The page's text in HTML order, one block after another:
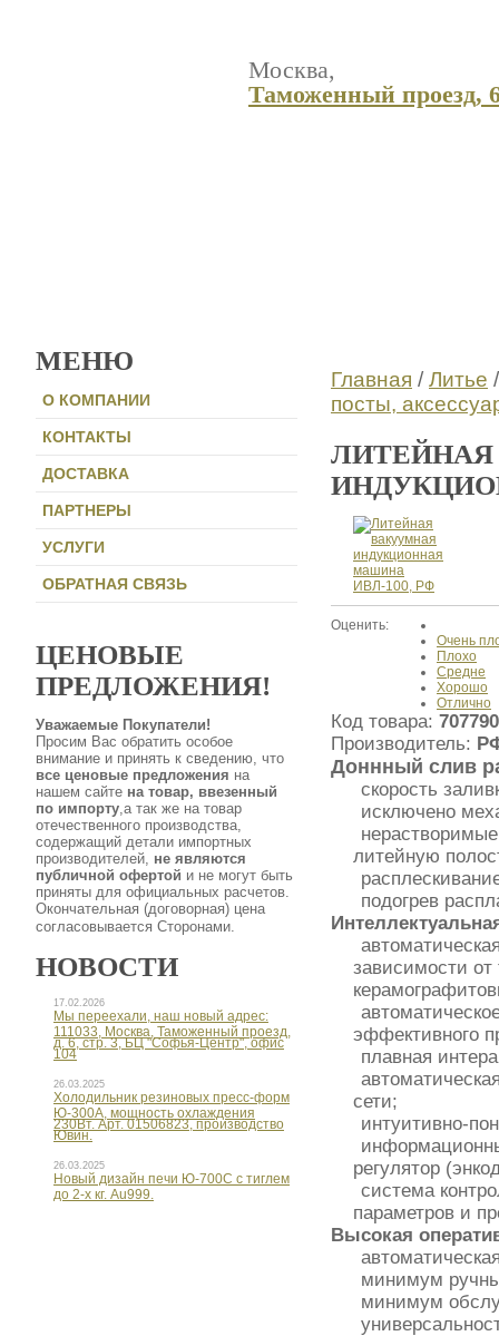
Москва,
Таможенный проезд,
МЕНЮ
О КОМПАНИИ
КОНТАКТЫ
ДОСТАВКА
ПАРТНЕРЫ
УСЛУГИ
ОБРАТНАЯ СВЯЗЬ
ЦЕНОВЫЕ
ПРЕДЛОЖЕНИЯ!
Уважаемые Покупатели!
Просим Вас обратить особое
внимание и принять к сведению, что
все ценовые предложения на
нашем сайте на товар, ввезенный
по импорту,а так же на товар
отечественного производства,
содержащий детали импортных
производителей, не являются
публичной офертой и не могут быть
приняты для официальных расчетов.
Окончательная (договорная) цена
согласовывается Сторонами.
НОВОСТИ
17.02.2026
Мы переехали, наш новый адрес:
111033, Москва, Таможенный проезд,
д. 6, стр. 3, БЦ "Софья-Центр", офис
104
26.03.2025
Холодильник резиновых пресс-форм
Ю-300А, мощность охлаждения
230Вт. Арт. 01506823, производство
Ювин.
26.03.2025
Новый дизайн печи Ю-700С с тиглем
до 2-х кг. Au999.
Главная / Литье
посты,
Оценить:
Очень
Плохо
Средне
Хорошо
Отлично
Код товара:
Производитель:
Доннный слив
скорость
исключено
литейную
подогрев
зависимости от
эффективного
плавная
сети;
интуитивно-
регулятор
система
параметров и
Высокая
минимум
минимум